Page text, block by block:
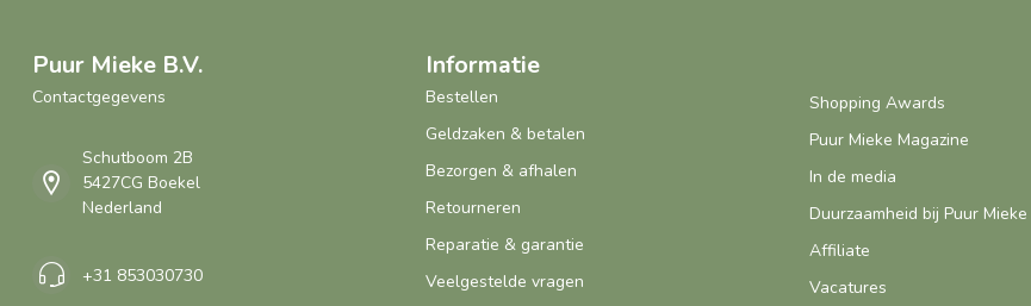
Puur Mieke B.V.
Contactgegevens
Schutboom 2B
5427CG Boekel
Nederland
+31 853030730
Informatie
Bestellen
Geldzaken & betalen
Bezorgen & afhalen
Retourneren
Reparatie & garantie
Veelgestelde vragen
Shopping Awards
Puur Mieke Magazine
In de media
Duurzaamheid bij Puur Mieke
Affiliate
Vacatures